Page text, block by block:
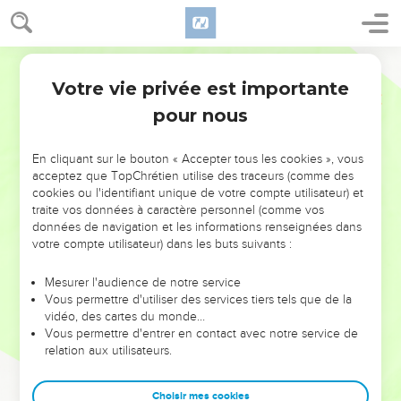
NE MANQUEZ PAS L’ÉVÉNEMENT
DE L’ANNÉE !
ET SI LEURS ERREURS POUVAIENT VOUS ÉVITER LES
VOTRES ?
leur foi ou leur vision. Mais on voit moins les doutes, les erreurs
et les saisons difficiles qu'ils ont traversés, alors même que ce
sont elles qui les ont façonnés.
Dans cette conférence, leaders, entrepreneurs, et responsables
clés pour avancer avec plus de sagesse afin que leurs erreurs
Votre vie privée est importante
pour nous
En cliquant sur le bouton « Accepter tous les cookies », vous
acceptez que TopChrétien utilise des traceurs (comme des
cookies ou l'identifiant unique de votre compte utilisateur) et
traite vos données à caractère personnel (comme vos
données de navigation et les informations renseignées dans
votre compte utilisateur) dans les buts suivants :
Mesurer l'audience de notre service
Vous permettre d'utiliser des services tiers tels que de la
vidéo, des cartes du monde…
Vous permettre d'entrer en contact avec notre service de
relation aux utilisateurs.
Choisir mes cookies